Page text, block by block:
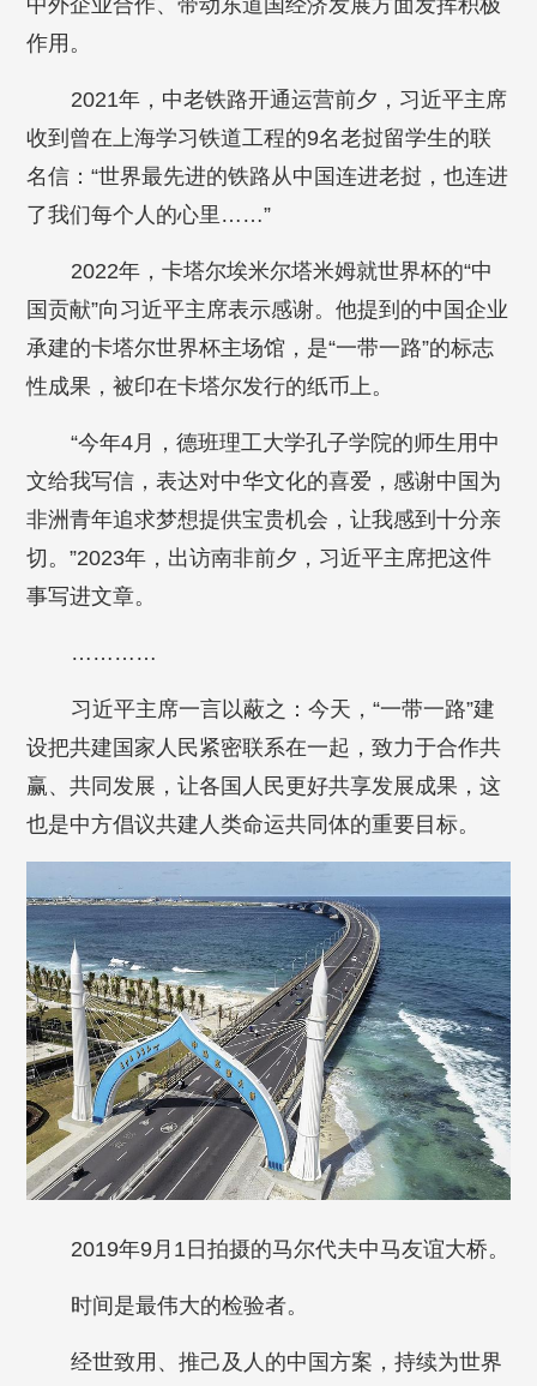
中外企业合作、带动东道国经济发展方面发挥积极
作用。
2021年，中老铁路开通运营前夕，习近平主席
收到曾在上海学习铁道工程的9名老挝留学生的联
名信：“世界最先进的铁路从中国连进老挝，也连进
了我们每个人的心里……”
2022年，卡塔尔埃米尔塔米姆就世界杯的“中
国贡献”向习近平主席表示感谢。他提到的中国企业
承建的卡塔尔世界杯主场馆，是“一带一路”的标志
性成果，被印在卡塔尔发行的纸币上。
“今年4月，德班理工大学孔子学院的师生用中
文给我写信，表达对中华文化的喜爱，感谢中国为
非洲青年追求梦想提供宝贵机会，让我感到十分亲
切。”2023年，出访南非前夕，习近平主席把这件
事写进文章。
…………
习近平主席一言以蔽之：今天，“一带一路”建
设把共建国家人民紧密联系在一起，致力于合作共
赢、共同发展，让各国人民更好共享发展成果，这
也是中方倡议共建人类命运共同体的重要目标。
2019年9月1日拍摄的马尔代夫中马友谊大桥。
时间是最伟大的检验者。
经世致用、推己及人的中国方案，持续为世界